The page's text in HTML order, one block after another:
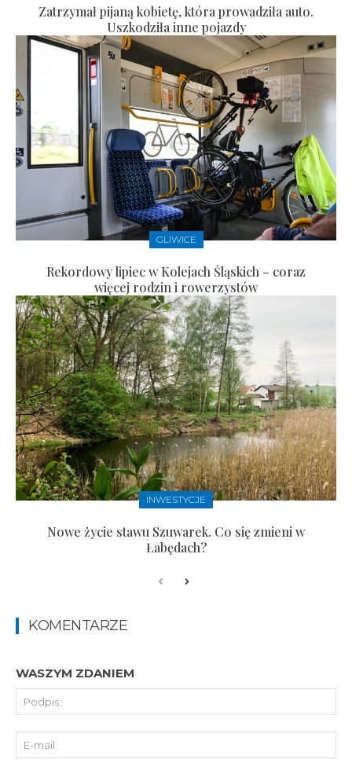
Zatrzymał pijaną kobietę, która prowadziła auto.
Uszkodziła inne pojazdy
GLIWICE
Rekordowy lipiec w Kolejach Śląskich – coraz
więcej rodzin i rowerzystów
INWESTYCJE
Nowe życie stawu Szuwarek. Co się zmieni w
Łabędach?
KOMENTARZE
WASZYM ZDANIEM